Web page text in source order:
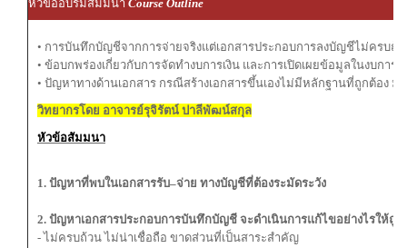
หัวข้ออบรมสัมมนา Course Outline
• การบันทึกบัญชีจากการจ่ายจริงแต่เอกสารประกอบการลงบัญชีไม่ครบถ้
• ข้อบกพร่องเกี่ยวกับการจัดทำงบการเงิน และการเปิดเผยข้อมูลในงบการเ
• ปัญหาทางด้านเอกสาร กรณีสร้างเอกสารขึ้นเองไม่มีหลักฐานที่ถูกต้อง มี
วิทยากรโดย อาจารย์รุจิรัตน์ ปาลีพัฒน์สกุล
หัวข้อสัมมนา
1. ปัญหาที่พบในเอกสารรับ–จ่าย ทางบัญชีที่ต้องระมัดระวัง
2. ปัญหาเอกสารประกอบการบันทึกบัญชี จะดำเนินการแก้ไขอย่างไรให้ถูก
- ไม่ครบถ้วน ไม่น่าเชื่อถือ ขาดส่วนที่เป็นสาระสำคัญ